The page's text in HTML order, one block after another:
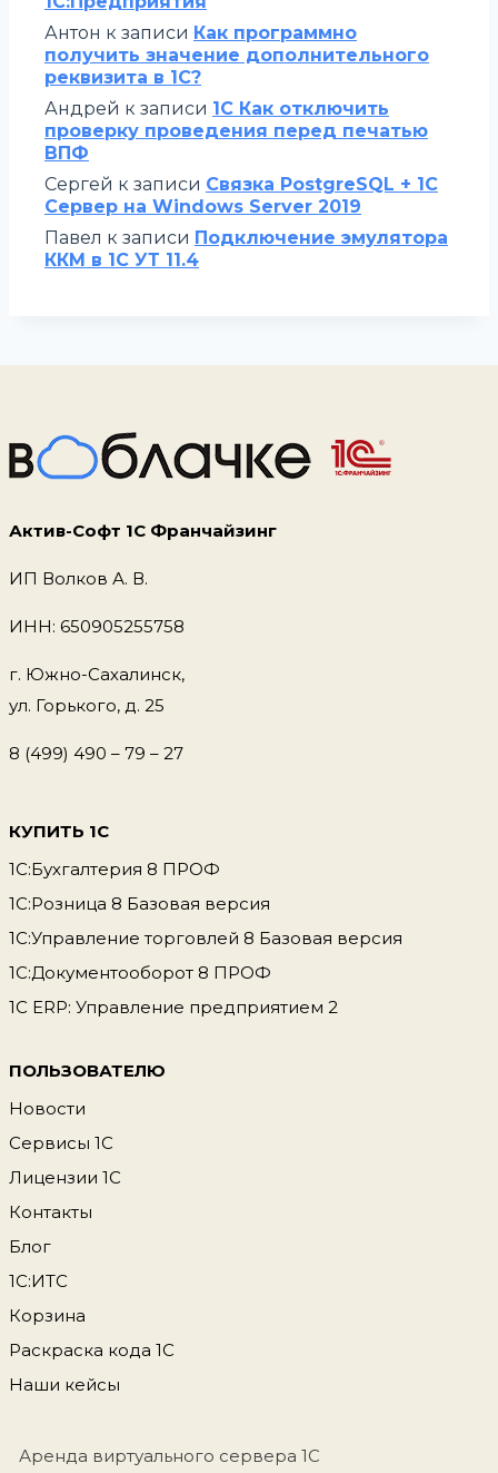
Антон к записи Как программно
получить значение дополнительного
реквизита в 1С?
Андрей к записи 1С Как отключить
проверку проведения перед печатью
ВПФ
Сергей к записи Связка PostgreSQL + 1С
Сервер на Windows Server 2019
Павел к записи Подключение эмулятора
ККМ в 1С УТ 11.4
Актив-Софт 1С Франчайзинг
ИП Волков А. В.
ИНН: 650905255758
г. Южно-Сахалинск,
ул. Горького, д. 25
8 (499) 490 – 79 – 27
КУПИТЬ 1С
1С:Бухгалтерия 8 ПРОФ
1С:Розница 8 Базовая версия
1С:Управление торговлей 8 Базовая версия
1С:Документооборот 8 ПРОФ
1С ERP: Управление предприятием 2
ПОЛЬЗОВАТЕЛЮ
Новости
Сервисы 1С
Лицензии 1С
Контакты
Блог
1С:ИТС
Корзина
Раскраска кода 1С
Наши кейсы
Аренда виртуального сервера 1С